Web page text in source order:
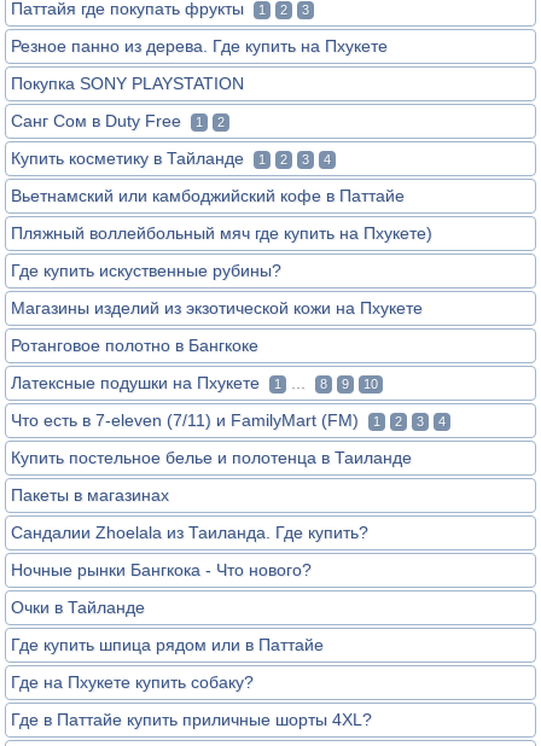
Паттайя где покупать фрукты 1 2 3
Резное панно из дерева. Где купить на Пхукете
Покупка SONY PLAYSTATION
Санг Сом в Duty Free
1 2
Купить косметику в Тайланде 1 2 3 4
Вьетнамский или камбоджийский кофе в Паттайе
Пляжный воллейбольный мяч где купить на Пхукете)
Где купить искуственные рубины?
Магазины изделий из экзотической кожи на Пхукете
Ротанговое полотно в Бангкоке
Латексные подушки на Пхукете
1 8 9 10
Что есть в 7-eleven (7/11) и FamilyMart (FM) 1 2 3 4
Купить постельное белье и полотенца в Таиланде
Пакеты в магазинах
Сандалии Zhoelala из Таиланда. Где купить?
Ночные рынки Бангкока - Что нового?
Очки в Тайланде
Где купить шпица рядом или в Паттайе
Где на Пхукете купить собаку?
Где в Паттайе купить приличные шорты 4XL?